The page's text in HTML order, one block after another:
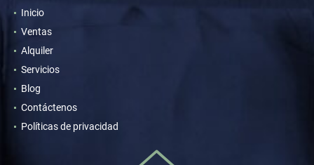
Inicio
Ventas
Alquiler
Servicios
Blog
Contáctenos
Políticas de privacidad